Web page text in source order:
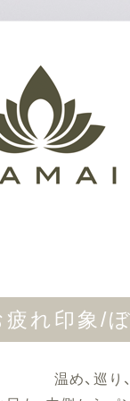
疲れ印象/
温め、巡り